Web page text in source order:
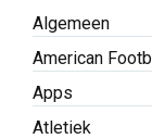
Algemeen
American
Apps
Atletiek